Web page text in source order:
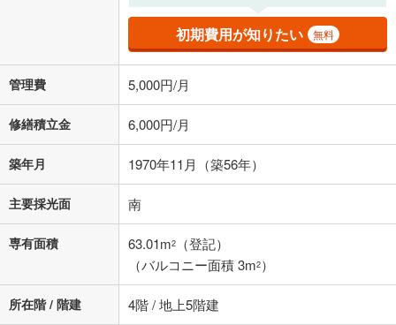
初期費用が知りたい 無料
管理費 5,000円/月
修繕積立金 6,000円/月
築年月 1970年11月（築56年）
主要採光面 南
専有面積 63.01m2
（登記）
（バルコニー面積 3m2）
所在階 / 階建 4階 / 地上5階建